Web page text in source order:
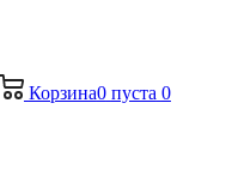
Корзина0 пуста 0